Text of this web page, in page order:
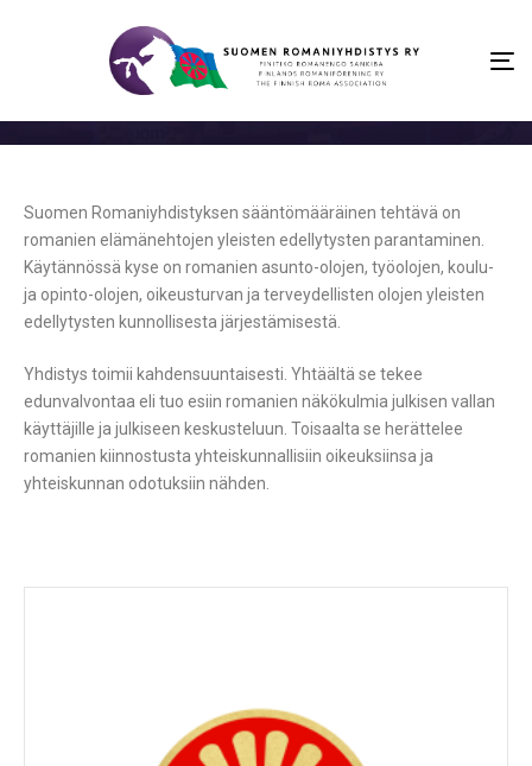
Suomen Romaniyhdistyksen sääntömääräinen tehtävä on
romanien elämänehtojen yleisten edellytysten parantaminen.
Käytännössä kyse on romanien asunto-olojen, työolojen, koulu-
ja opinto-olojen, oikeusturvan ja terveydellisten olojen yleisten
edellytysten kunnollisesta järjestämisestä.
Yhdistys toimii kahdensuuntaisesti. Yhtäältä se tekee
edunvalvontaa eli tuo esiin romanien näkökulmia julkisen vallan
käyttäjille ja julkiseen keskusteluun. Toisaalta se herättelee
romanien kiinnostusta yhteiskunnallisiin oikeuksiinsa ja
yhteiskunnan odotuksiin nähden.